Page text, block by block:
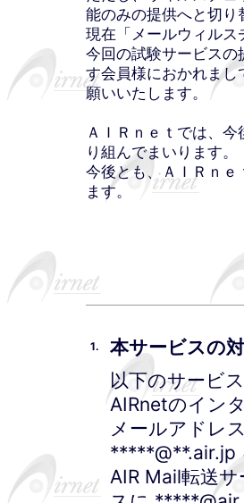
能のみの提供へと切
現在「メールウィル
今回の試験サービス
す会員様におかれま
願いいたします。
ＡＩＲｎｅｔでは、
り組んでまいります。
今後とも、ＡＩＲｎ
ます。
1.
本サービスの
以下のサービ
AIRnetのイン
メールアドレ
*****@**.air.jp
AIR Mail転送